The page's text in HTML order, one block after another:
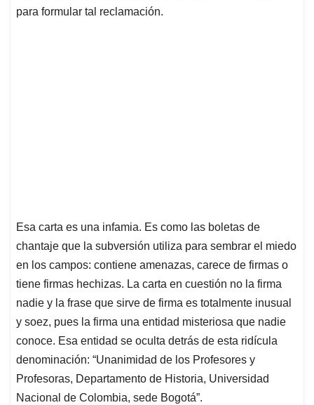
para formular tal reclamación.
Esa carta es una infamia. Es como las boletas de
chantaje que la subversión utiliza para sembrar el miedo
en los campos: contiene amenazas, carece de firmas o
tiene firmas hechizas. La carta en cuestión no la firma
nadie y la frase que sirve de firma es totalmente inusual
y soez, pues la firma una entidad misteriosa que nadie
conoce. Esa entidad se oculta detrás de esta ridícula
denominación: “Unanimidad de los Profesores y
Profesoras, Departamento de Historia, Universidad
Nacional de Colombia, sede Bogotá”.